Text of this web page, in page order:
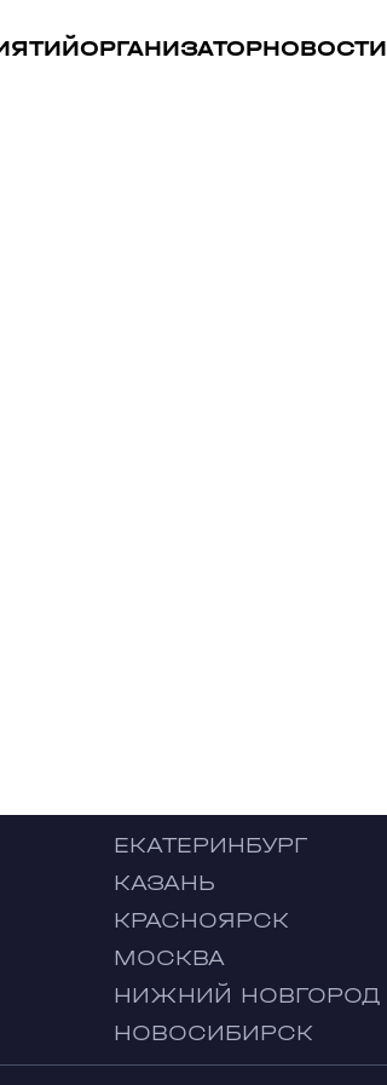
ОРГАНИЗАТОРНОВОСТИ
ЕКАТЕРИНБУРГ
КАЗАНЬ
КРАСНОЯРСК
МОСКВА
НИЖНИЙ НОВГОРОД
НОВОСИБИРСК